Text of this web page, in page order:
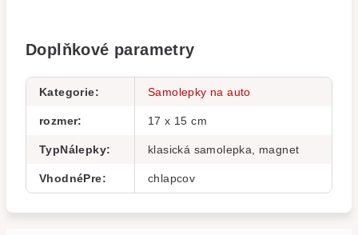
Doplňkové parametry
Kategorie: Samolepky na auto
rozmer: 17 x 15 cm
TypNálepky: klasická samolepka, magnet
VhodnéPre: chlapcov